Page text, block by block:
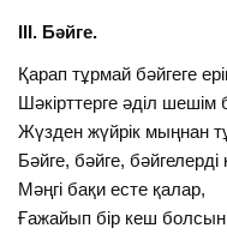
ІІІ. Бәйге.
Қарап тұрмай бәйгеге
Шәкірттерге әділ шешім
Жүзден жүйрік мыңнан
Бәйге, бәйге, бәйгелерді
Мәңгі бақи есте қалар,
Ғажайып бір кеш